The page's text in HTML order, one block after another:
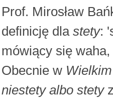
Prof. Mirosław
definicję dla stety:
mówiący się
Obecnie w
niestety albo stety